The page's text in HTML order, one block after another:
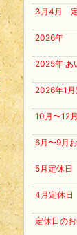
3月4月
2026年
2025年 あ
2026年1月
10月〜12
6月〜9月
5月定休日
4月定休日
定休日の